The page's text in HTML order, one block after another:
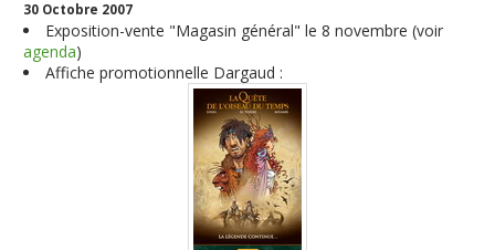
30 Octobre 2007
Exposition-vente "Magasin général" le 8 novembre (voir
agenda)
Affiche promotionnelle Dargaud :